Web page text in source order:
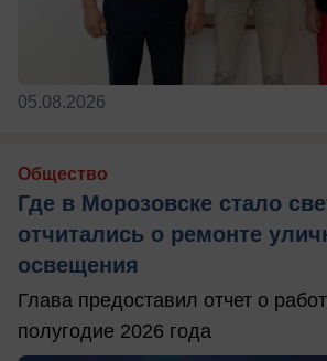
05.08.2026
Общество
Где в Морозовске стало
отчитались о ремонте
освещения
Глава предоставил отчет о
полугодие 2026 года